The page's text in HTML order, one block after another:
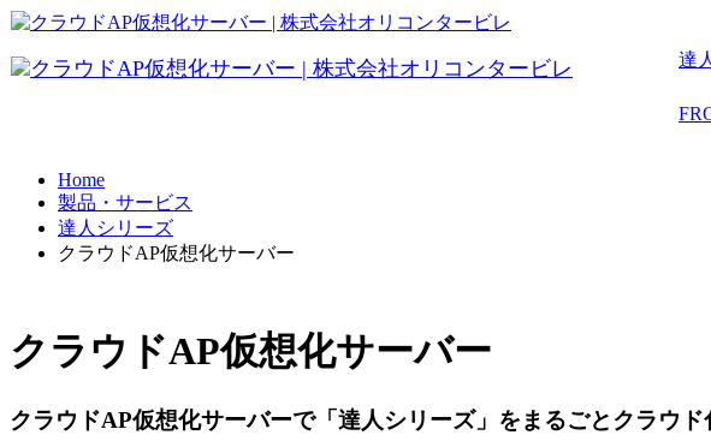
達
FRONTIER21
Home
製品・サービス
達人シリーズ
クラウドAP仮想化サーバー
クラウドAP仮想化サーバー
クラウドAP仮想化サーバーで「達人シリーズ」をまるごとクラウド